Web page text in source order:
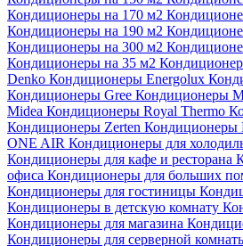
Кондиционеры на 170 м2
Кондиционеры на 190 м2
Кондиционеры на 300 м2
Кондиционеры на 35 м2
Denko Кондиционеры Energolux
Кондиционеры Gree Кондиционеры
Midea Кондиционеры Royal Thermo
Кондиционеры Zerten Кондиционеры
ONE AIR Кондиционеры для
Кондиционеры для кафе и ресторана
офиса Кондиционеры для больших
Кондиционеры для гостиницы
Кондиционеры в детскую комнату
Кондиционеры для магазина
Кондиционеры для серверной